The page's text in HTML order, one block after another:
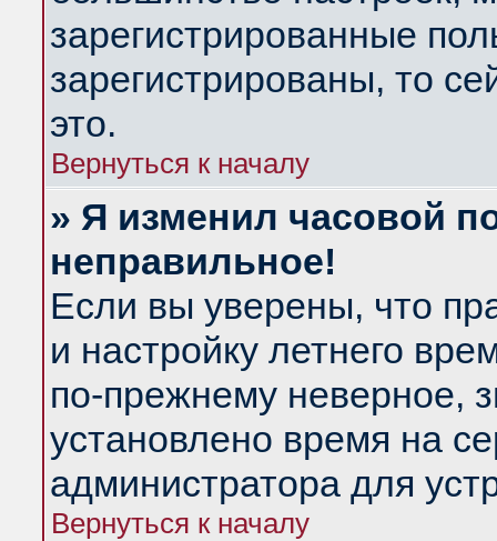
зарегистрированные
зарегистрированы, то
это.
Вернуться к началу
» Я изменил часовой
неправильное!
Если вы уверены, что
и настройку летнего
по-прежнему неверное,
установлено время на
администратора для
Вернуться к началу